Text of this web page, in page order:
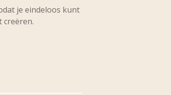
je eindeloos kunt
creëren.